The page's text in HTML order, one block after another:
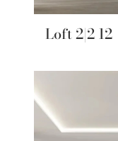
Loft 2|2 12